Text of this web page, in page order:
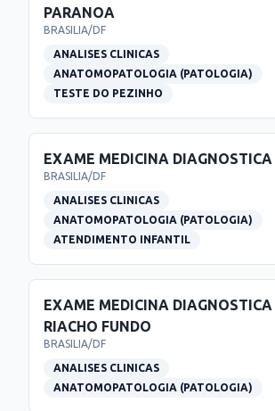
PARANOA
BRASILIA/DF
ANALISES CLINICAS
ANATOMOPATOLOGIA (PATOLOGIA)
TESTE DO PEZINHO
EXAME MEDICINA DIAGNOSTICA
BRASILIA/DF
ANALISES CLINICAS
ANATOMOPATOLOGIA (PATOLOGIA)
ATENDIMENTO INFANTIL
EXAME MEDICINA DIAGNOSTICA
RIACHO FUNDO
BRASILIA/DF
ANALISES CLINICAS
ANATOMOPATOLOGIA (PATOLOGIA)